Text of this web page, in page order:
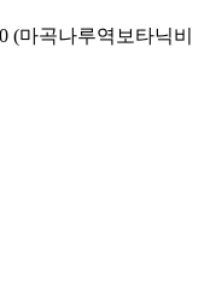
(마곡나루역보타닉비